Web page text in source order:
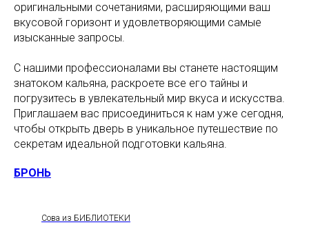
оригинальными сочетаниями, расширяющими ваш
вкусовой горизонт и удовлетворяющими самые
изысканные запросы.
С нашими профессионалами вы станете настоящим
знатоком кальяна, раскроете все его тайны и
погрузитесь в увлекательный мир вкуса и искусства.
Приглашаем вас присоединиться к нам уже сегодня,
чтобы открыть дверь в уникальное путешествие по
секретам идеальной подготовки кальяна.
БРОНЬ
Сова из БИБЛИОТЕКИ